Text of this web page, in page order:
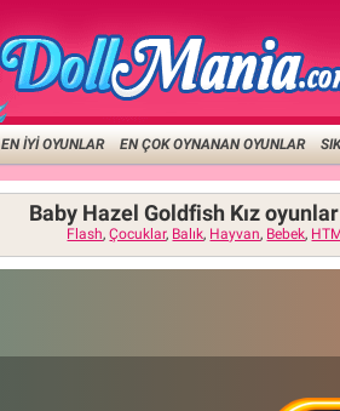
EN İYİ OYUNLAR EN ÇOK OYNANAN OYUNLAR
Baby Hazel Goldfish Kız
Flash,Çocuklar, Balık, Hayvan, Bebek,